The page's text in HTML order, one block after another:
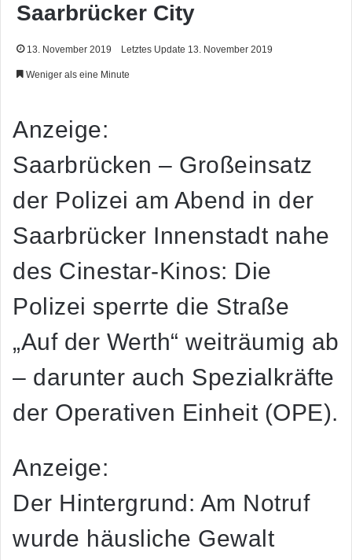
Saarbrücker City
13. November 2019 Letztes Update 13. November 2019
Weniger als eine Minute
Anzeige:
Saarbrücken – Großeinsatz
der Polizei am Abend in der
Saarbrücker Innenstadt nahe
des Cinestar-Kinos: Die
Polizei sperrte die Straße
„Auf der Werth“ weiträumig ab
– darunter auch Spezialkräfte
der Operativen Einheit (OPE).
Anzeige:
Der Hintergrund: Am Notruf
wurde häusliche Gewalt